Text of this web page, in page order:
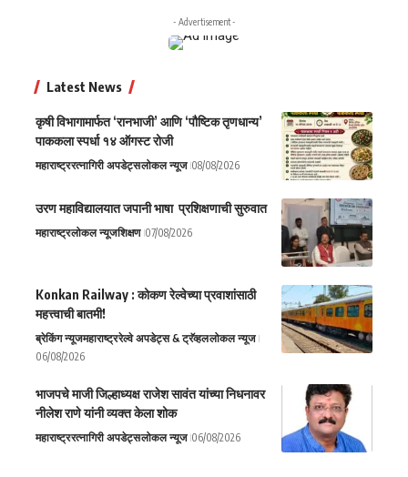
- Advertisement -
Latest News
कृषी विभागामार्फत ‘रानभाजी’ आणि ‘पौष्टिक तृणधान्य’
पाककला स्पर्धा १४ ऑगस्ट रोजी
महाराष्ट्ररत्नागिरी अपडेट्सलोकल न्यूज 08/08/2026
उरण महाविद्यालयात जपानी भाषा प्रशिक्षणाची सुरुवात
महाराष्ट्रलोकल न्यूजशिक्षण 07/08/2026
Konkan Railway : कोकण रेल्वेच्या प्रवाशांसाठी
महत्त्वाची बातमी!
ब्रेकिंग न्यूजमहाराष्ट्ररेल्वे अपडेट्स & ट्रॅव्हललोकल न्यूज
06/08/2026
भाजपचे माजी जिल्हाध्यक्ष राजेश सावंत यांच्या निधनावर
नीलेश राणे यांनी व्यक्त केला शोक
महाराष्ट्ररत्नागिरी अपडेट्सलोकल न्यूज 06/08/2026